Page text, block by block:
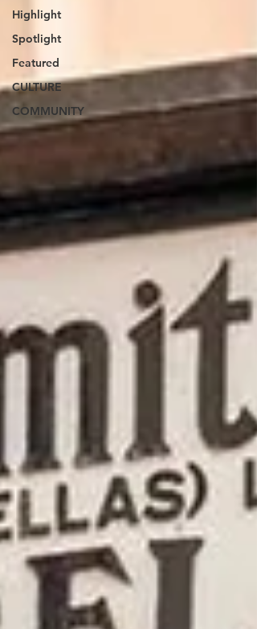
Highlight
Spotlight
Featured
CULTURE
COMMUNITY